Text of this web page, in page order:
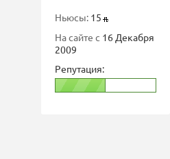
Ньюсы: 15
На сайте с 16 Декабря
2009
Репутация: